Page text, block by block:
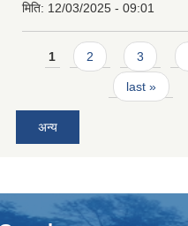
मिति: 12/03/2025 - 09:01
Pages
1 2 3
last »
अन्य